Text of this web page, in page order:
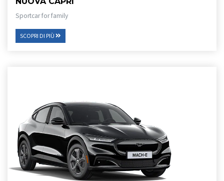
Sportcar for family
SCOPRI DI PIÙ